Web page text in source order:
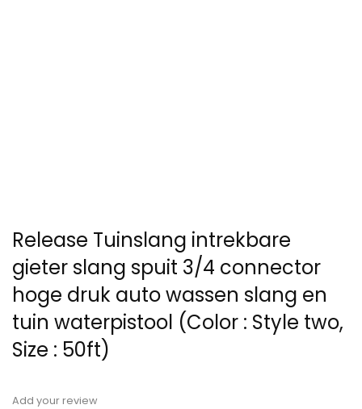
Release Tuinslang intrekbare
gieter slang spuit 3/4 connector
hoge druk auto wassen slang en
tuin waterpistool (Color : Style two,
Size : 50ft)
Add your review